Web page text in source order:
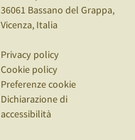
36061 Bassano del Grappa,
Vicenza, Italia
Privacy policy
Cookie policy
Preferenze cookie
Dichiarazione di
accessibilità